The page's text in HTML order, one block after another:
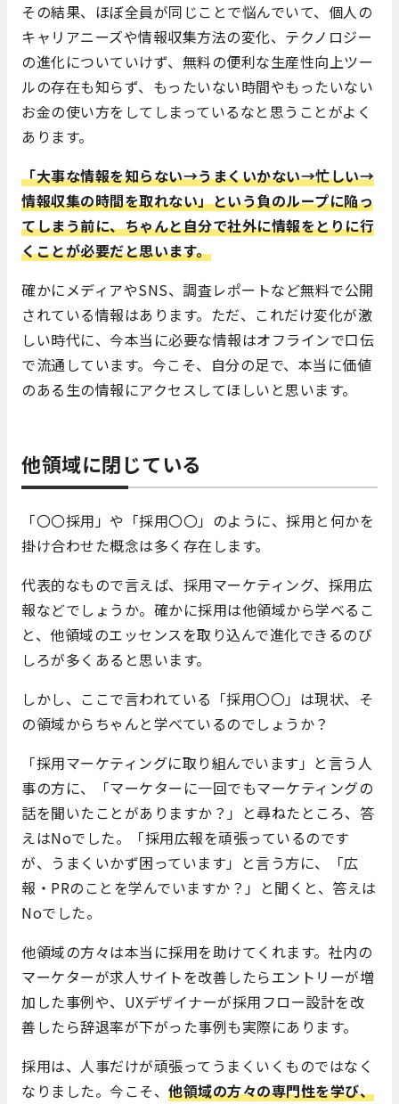
その結果、ほぼ全員が同じことで悩んでいて、個人の
キャリアニーズや情報収集方法の変化、テクノロジー
の進化についていけず、無料の便利な生産性向上ツー
ルの存在も知らず、もったいない時間やもったいない
お金の使い方をしてしまっているなと思うことがよく
あります。
「大事な情報を知らない→うまくいかない→忙しい→
情報収集の時間を取れない」という負のループに陥っ
てしまう前に、ちゃんと自分で社外に情報をとりに行
くことが必要だと思います。
確かにメディアやSNS、調査レポートなど無料で公開
されている情報はあります。ただ、これだけ変化が激
しい時代に、今本当に必要な情報はオフラインで口伝
で流通しています。今こそ、自分の足で、本当に価値
のある生の情報にアクセスしてほしいと思います。
他領域に閉じている
「〇〇採用」や「採用〇〇」のように、採用と何かを
掛け合わせた概念は多く存在します。
代表的なもので言えば、採用マーケティング、採用広
報などでしょうか。確かに採用は他領域から学べるこ
と、他領域のエッセンスを取り込んで進化できるのび
しろが多くあると思います。
しかし、ここで言われている「採用〇〇」は現状、そ
の領域からちゃんと学べているのでしょうか？
「採用マーケティングに取り組んでいます」と言う人
事の方に、「マーケターに一回でもマーケティングの
話を聞いたことがありますか？」と尋ねたところ、答
えはNoでした。「採用広報を頑張っているのです
が、うまくいかず困っています」と言う方に、「広
報・PRのことを学んでいますか？」と聞くと、答えは
Noでした。
他領域の方々は本当に採用を助けてくれます。社内の
マーケターが求人サイトを改善したらエントリーが増
加した事例や、UXデザイナーが採用フロー設計を改
善したら辞退率が下がった事例も実際にあります。
採用は、人事だけが頑張ってうまくいくものではなく
なりました。今こそ、 他領域の方々の専門性を学び、